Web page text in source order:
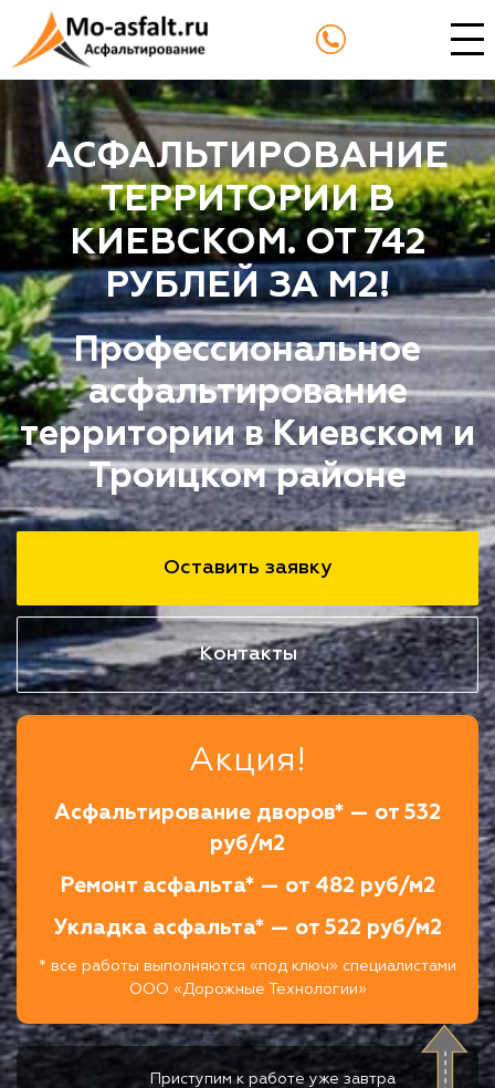
АСФАЛЬТИРОВАНИЕ
ТЕРРИТОРИИ В
КИЕВСКОМ. ОТ 742
РУБЛЕЙ ЗА М2!
Профессиональное
асфальтирование
территории в Киевском и
Троицком районе
Оставить заявку
Контакты
Акция!
Асфальтирование дворов* — от 532
руб/м2
Ремонт асфальта* — от 482 руб/м2
Укладка асфальта* — от 522 руб/м2
* все работы выполняются «под ключ» специалистами
ООО «Дорожные Технологии»
Приступим к работе уже завтра